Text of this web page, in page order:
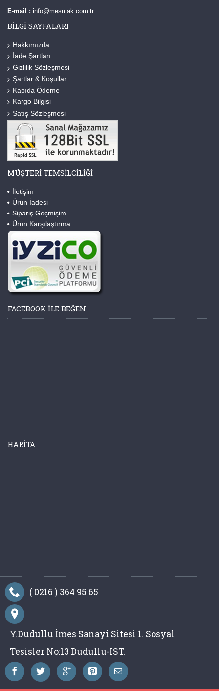
E-mail : info@mesmak.com.tr
BILGI SAYFALARI
Hakkımızda
İade Şartları
Gizlilik Sözleşmesi
Şartlar & Koşullar
Kapıda Ödeme
Kargo Bilgisi
Satış Sözleşmesi
MÜŞTERI TEMSILCILIĞI
İletişim
Ürün İadesi
Sipariş Geçmişim
Ürün Karşılaştırma
FACEBOOK ILE BEĞEN
HARITA
( 0216 ) 364 95 65
Y.Dudullu İmes Sanayi Sitesi 1. Sosyal
Tesisler No:13 Dudullu-IST.